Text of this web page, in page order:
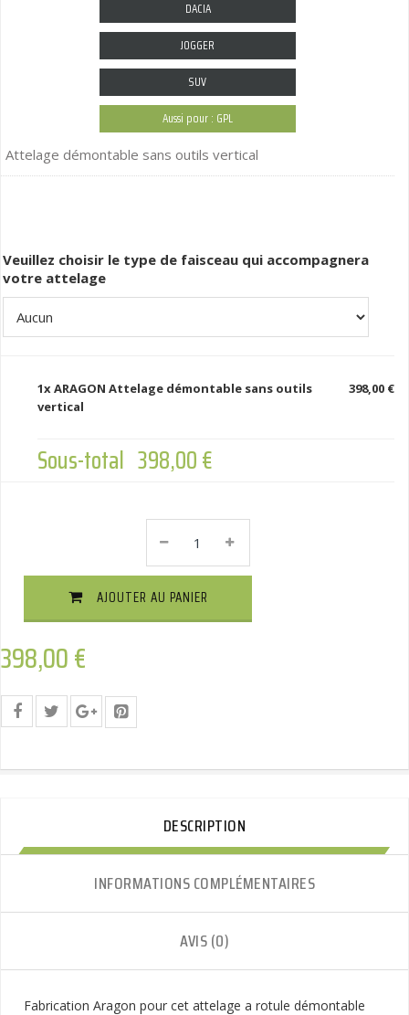
DACIA
JOGGER
SUV
Aussi pour : GPL
Attelage démontable sans outils vertical
Veuillez choisir le type de faisceau qui accompagnera
votre attelage
1x ARAGON Attelage démontable sans outils
vertical
398,00 €
Sous-total 398,00 €
ARAGON
Attelage
Démontable
Sans
Outils
Vertical
AJOUTER AU PANIER
398,00€
DESCRIPTION
INFORMATIONS COMPLÉMENTAIRES
AVIS (0)
Fabrication Aragon pour cet attelage a rotule démontable